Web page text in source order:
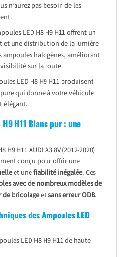
n’aurez pas besoin de les
LED H8 H9 H11 offrent un
et une distribution de la lumière
ampoules halogènes, améliorant
sur la route.
LED H8 H9 H11 produisent
qui donne à votre véhicule
élégant.
H11 Blanc pur : une
H9 H11 AUDI A3 8V (2012-2020)
conçu pour offrir une
et unefiabilité inégalée. Ces
avec de nombreux modèles de
de bricolageetsans erreur ODB.
des Ampoules LED
LED H8 H9 H11 de haute